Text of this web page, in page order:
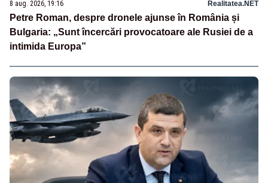
8 aug. 2026, 19:16 Realitatea.NET
Petre Roman, despre dronele ajunse în România și
Bulgaria: „Sunt încercări provocatoare ale Rusiei de a
intimida Europa”